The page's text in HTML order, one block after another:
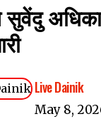
Live Dainik
May 8,